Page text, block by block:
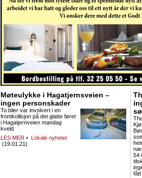
Møteulykke i Hagatjernsveien –
ingen personskader
To biler var involvert i en
frontkollisjon på det glatte føret
i Hagatjernveien mandag
kveld.
LES MER • Lokale nyheter
(19.01.21)
fått